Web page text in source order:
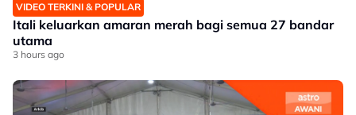
VIDEO TERKINI & POPULAR
Itali keluarkan amaran merah bagi semua 27 bandar
utama
3 hours ago